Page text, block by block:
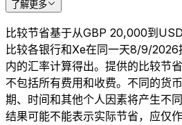
了解更多
比较节省基于从GBP 20,000到
比较各银行和Xe在同一天8/9/2026
内的汇率计算得出。提供的比较节
不包括所有费用和收费。不同的货
期、时间和其他个人因素将产生不
结果可能不能表示实际节省，应仅